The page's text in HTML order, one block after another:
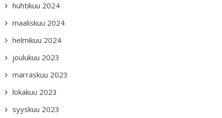
huhtikuu 2024
maaliskuu 2024
helmikuu 2024
joulukuu 2023
marraskuu 2023
lokakuu 2023
syyskuu 2023